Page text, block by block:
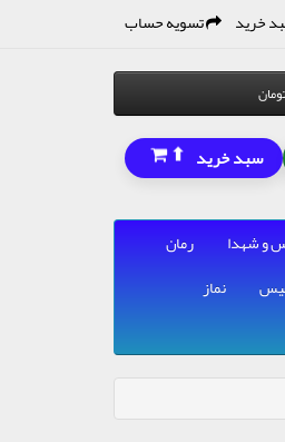
خرید تسویه حساب
سبد خرید ⬆
و شهدا
رمان
نماز